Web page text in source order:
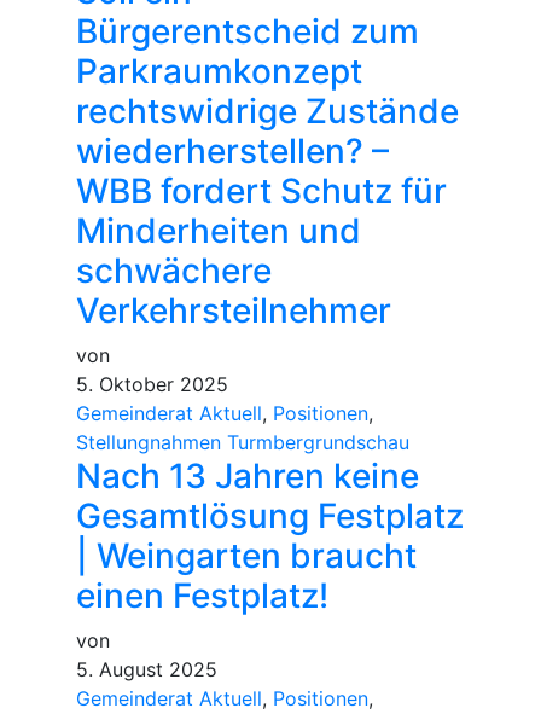
Bürgerentscheid zum
Parkraumkonzept
rechtswidrige Zustände
wiederherstellen? –
WBB fordert Schutz für
Minderheiten und
schwächere
Verkehrsteilnehmer
von
5. Oktober 2025
Gemeinderat Aktuell, Positionen,
Stellungnahmen Turmbergrundschau
Nach 13 Jahren keine
Gesamtlösung Festplatz
| Weingarten braucht
einen Festplatz!
von
5. August 2025
Gemeinderat Aktuell, Positionen,